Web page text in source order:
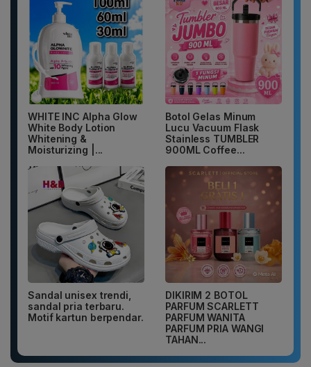
WHITE INC Alpha Glow
White Body Lotion
Whitening &
Moisturizing |...
Botol Gelas Minum
Lucu Vacuum Flask
Stainless TUMBLER
900ML Coffee...
Sandal unisex trendi,
sandal pria terbaru.
Motif kartun berpendar.
DIKIRIM 2 BOTOL
PARFUM SCARLETT
PARFUM WANITA
PARFUM PRIA WANGI
TAHAN...